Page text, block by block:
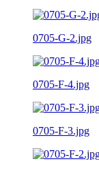
0705-G-2.jpg
0705-F-4.jpg
0705-F-3.jpg